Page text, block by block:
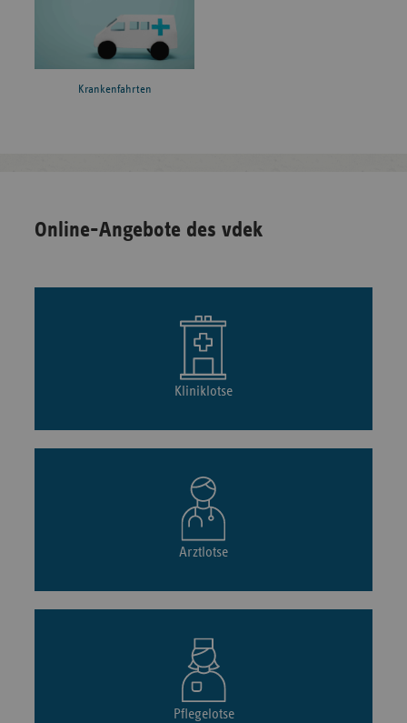
Krankenfahrten
Online-Angebote des vdek
Kliniklotse
Arztlotse
Pflegelotse